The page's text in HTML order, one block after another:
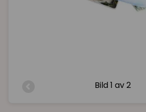
Bild 1 av 2